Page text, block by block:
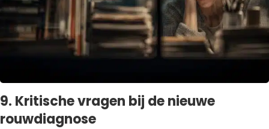
9. Kritische vragen bij de nieuwe
rouwdiagnose